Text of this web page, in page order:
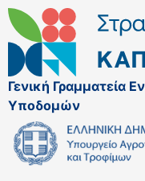
Γενική Γραμματεία
Υποδομών